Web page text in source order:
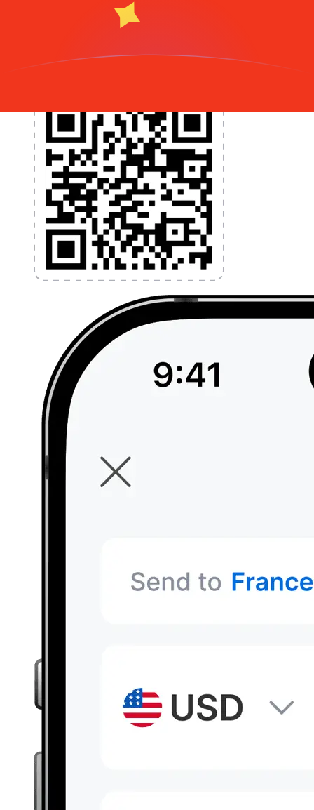
programmez des alertes de taux et transférez de
l'argent à l'étranger sans frais cachés. Téléchargez